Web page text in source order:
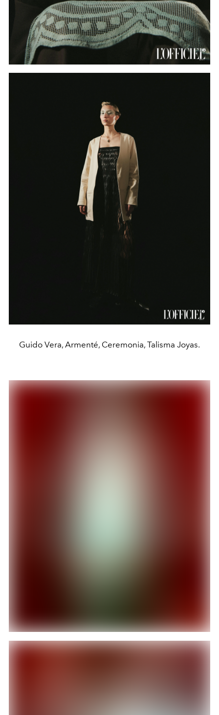
Guido Vera, Armenté, Ceremonia, Talisma Joyas.